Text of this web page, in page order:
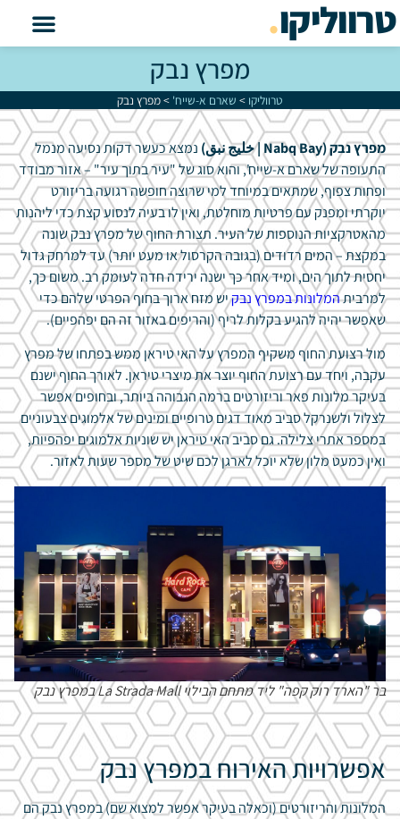
טרווליקו.
מפרץ נבק
טרווליקו > שארם א-שייח' >מפרץ נבק
מפרץ נבק (Nabq Bay | خليج نبق) נמצא כעשר דקות נסיעה מנמל
התעופה של שארם א-שייח', והוא סוג של "עיר בתוך עיר" – אזור מבודד
ופחות צפוף, שמתאים במיוחד למי שרוצה חופשה רגועה בריזורט
יוקרתי ומפנק עם פרטיות מוחלטת, ואין לו בעיה לנסוע קצת כדי ליהנות
מהאטרקציות הנוספות של העיר. תצורת החוף של מפרץ נבק שונה
במקצת – המים רדודים (בגובה הקרסול או מעט יותר) עד למרחק גדול
יחסית לתוך הים, ומיד אחר כך ישנה ירידה חדה לעומק רב. משום כך,
למרביתהמלונות במפרץ נבקיש מזח ארוך בחוף הפרטי שלהם כדי
שאפשר יהיה להגיע בקלות לריף (והריפים באזור זה הם יפהפיים).
מול רצועת החוף משקיף המפרץ על האי טיראן ממש בפתחו של מפרץ
עקבה, ויחד עם רצועת החוף יוצר את מיצרי טיראן. לאורך החוף ישנם
בעיקר מלונות פאר וריזורטים ברמה הגבוהה ביותר, ובחופים אפשר
לצלול ולשנרקל סביב מאוד דגים טרופיים ומינים של אלמוגים צבעוניים
במספר אתרי צלילה. גם סביב האי טיראן יש שוניות אלמוגים יפהפיות,
ואין כמעט מלון שלא יוכל לארגן לכם שיט של מספר שעות לאזור.
בר "הארד רוק קפה" ליד מתחם הבילוי La Strada Mall במפרץ נבק
אפשרויות האירוח במפרץ נבק
המלונות והריזורטים (וכאלה בעיקר אפשר למצוא שם) במפרץ נבק הם